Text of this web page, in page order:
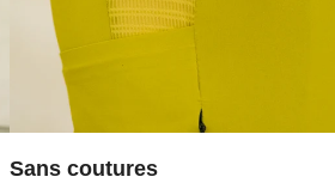
Sans coutures